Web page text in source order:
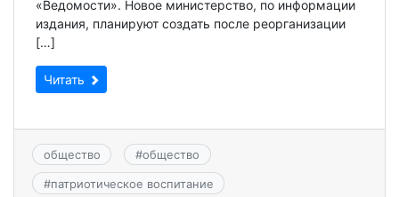
«Ведомости». Новое министерство, по информации
издания, планируют создать после реорганизации
[…]
Читать
общество #общество
#патриотическое воспитание